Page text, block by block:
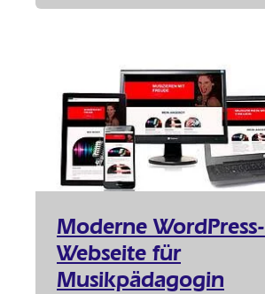
Moderne WordPress-
Webseite für
Musikpädagogin